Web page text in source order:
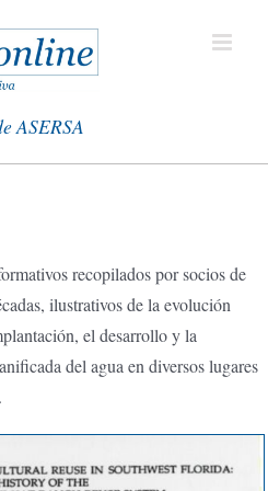
ASERSA
recopilados por socios de
ilustrativos de la evolución
el desarrollo y la
del agua en diversos lugares